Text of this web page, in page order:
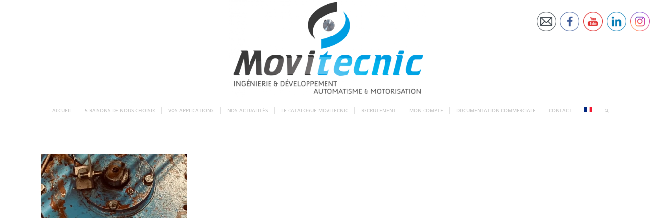
ACCUEIL 5 RAISONS DE NOUS CHOISIR VOS APPLICATIONS NOS ACTUALITÉS LE CATALOGUE MOVITECNIC RECRUTEMENT MON COMPTE DOCUMENTATION COMMERCIALE CONTACT